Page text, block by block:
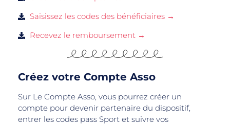
Saisissez les codes des bénéficiaires →
Recevez le remboursement →
Créez votre Compte Asso
Sur Le Compte Asso, vous pourrez créer un
compte pour devenir partenaire du dispositif,
entrer les codes pass Sport et suivre vos